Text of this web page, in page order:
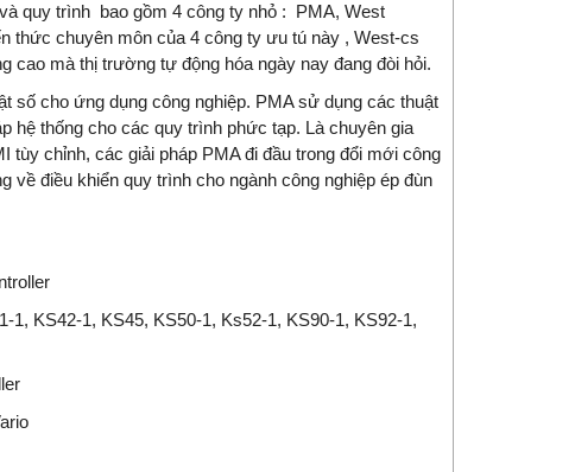
quy trình bao gồm 4 công ty nhỏ : PMA, West
​​thức chuyên môn của 4 công ty ưu tú này , West-cs
cao mà thị trường tự động hóa ngày nay đang đòi hỏi.
số cho ứng dụng công nghiệp. PMA sử dụng các thuật
hệ thống cho các quy trình phức tạp. Là chuyên gia
chỉnh, các giải pháp PMA đi đầu trong đổi mới công
điều khiển quy trình cho ngành công nghiệp ép đùn
KS42-1, KS45, KS50-1, Ks52-1, KS90-1, KS92-1,